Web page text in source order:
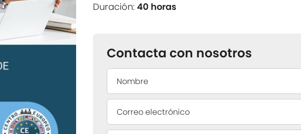
Duración:40 horas
Contacta con nosotros